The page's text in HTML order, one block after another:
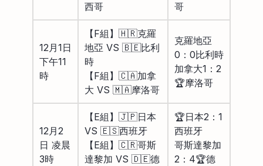
西哥
哥
12月1日
下午11
時
【F組】🇭🇷克羅
地亞 VS 🇧🇪比利
時
【F組】🇨🇦加拿
大 VS 🇲🇦摩洛哥
克羅地亞
0：0比利時
加拿大1：2
🏆摩洛哥
12月2
日 凌晨
3時
【E組】🇯🇵日本
VS 🇪🇸西班牙
【E組】🇨🇷哥斯
達黎加 VS 🇩🇪德
🏆日本2：1
西班牙
哥斯達黎加
2：4🏆德